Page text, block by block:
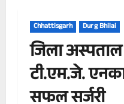
Chhattisgarh Durg Bhilai
जिला
टी.एम.जे.